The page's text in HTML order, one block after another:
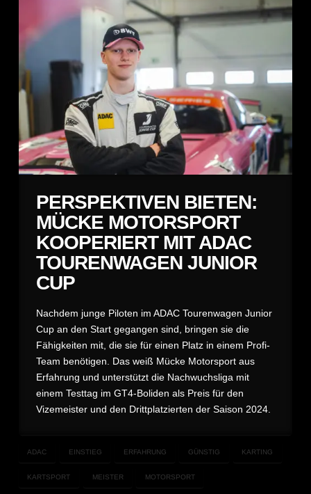
PERSPEKTIVEN BIETEN:
MÜCKE MOTORSPORT
KOOPERIERT MIT ADAC
TOURENWAGEN JUNIOR
CUP
Nachdem junge Piloten im ADAC Tourenwagen Junior
Cup an den Start gegangen sind, bringen sie die
Fähigkeiten mit, die sie für einen Platz in einem Profi-
Team benötigen. Das weiß Mücke Motorsport aus
Erfahrung und unterstützt die Nachwuchsliga mit
einem Testtag im GT4-Boliden als Preis für den
Vizemeister und den Drittplatzierten der Saison 2024.
ADAC EINSTIEG ERFAHRUNG GÜNSTIG KARTING
KARTSPORT MEISTER MOTORSPORT